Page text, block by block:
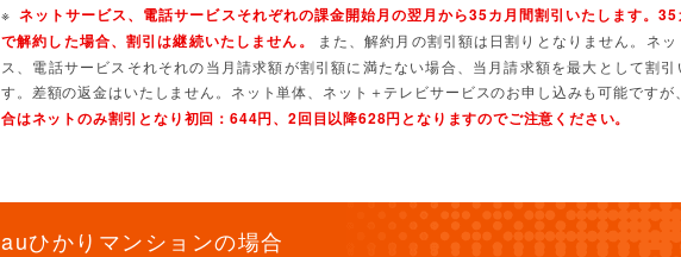
※ ネットサービス、電話サービスそれぞれの課金開始月の翌月から35カ月間割引いたします。35
で解約した場合、割引は継続いたしません。
また、解約月の割引額は日割りとなりません。ネッ
ス、電話サービスそれそれの当月請求額が割引額に満たない場合、当月請求額を最大として割引
す。差額の返金はいたしません。ネット単体、ネット＋テレビサービスのお申し込みも可能ですが、
合はネットのみ割引となり初回：644円、2回目以降628円となりますのでご注意ください。
auひかりマンションの場合